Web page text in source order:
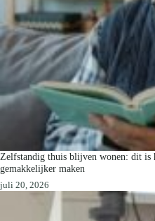
Zelfstandig thuis blijven wonen: dit is
gemakkelijker maken
juli 20, 2026